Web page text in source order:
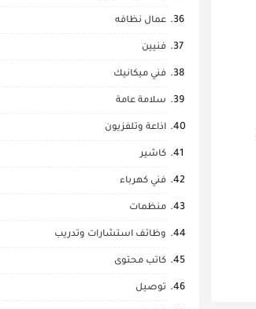
عمال نظافه
فنيين
فني ميكانيك
سلامة عامة
اذاعة وتلفزيون
كاشير
فني كهرباء
منظمات
وظائف استشارات وتدريب
كاتب محتوى
توصيل